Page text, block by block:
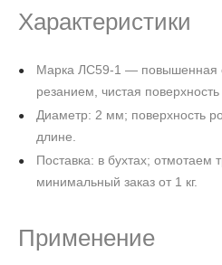
Характеристики
Марка ЛС59‑1 — повышенная
резанием, чистая поверхность
Диаметр: 2 мм; поверхность
длине.
Поставка: в бухтах;
минимальный заказ от 1 кг.
Применение